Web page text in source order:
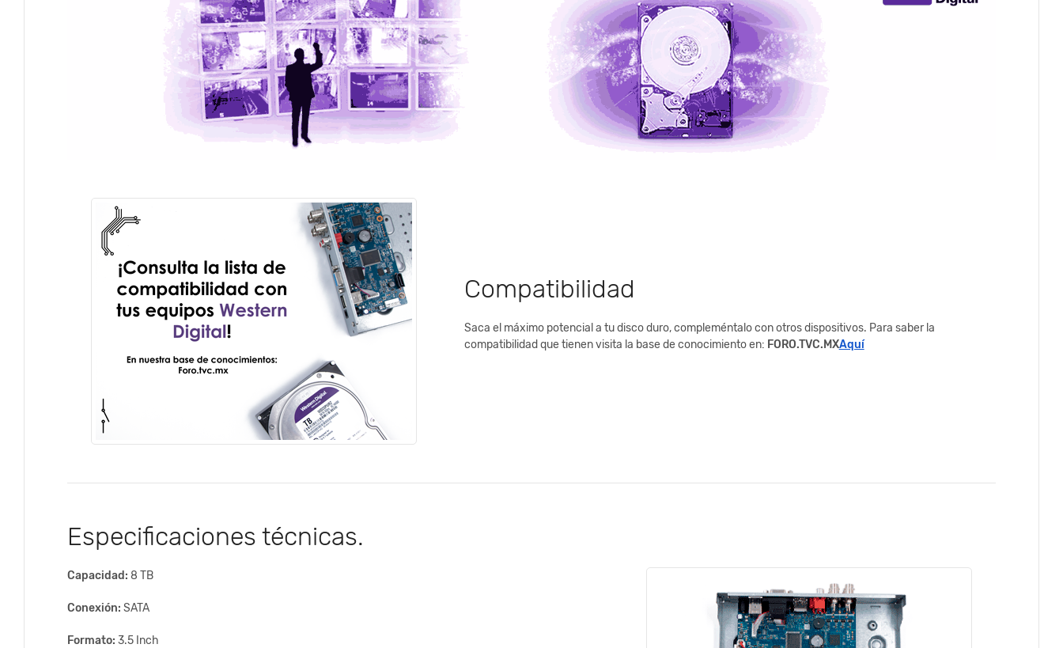
Compatibilidad
Saca el máximo potencial a tu disco duro, compleméntalo con otros dispositivos. Para saber la
compatibilidad que tienen visita la base de conocimiento en: FORO.TVC.MXAquí
Especificaciones técnicas.
Capacidad: 8 TB
Conexión: SATA
Formato: 3.5 Inch